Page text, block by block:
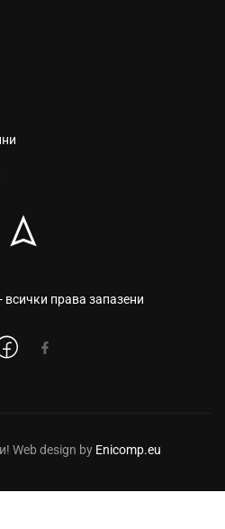
всички права запазени
Web design by Enicomp.eu